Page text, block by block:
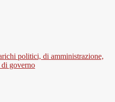
politici, di amministrazione,
governo